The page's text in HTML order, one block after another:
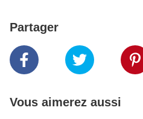
Partager
Vous aimerez aussi